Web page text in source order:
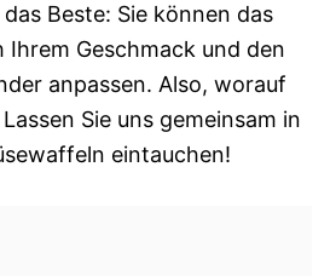
Beste: Sie können das
Ihrem Geschmack und den
anpassen. Also, worauf
Sie uns gemeinsam in
eintauchen!